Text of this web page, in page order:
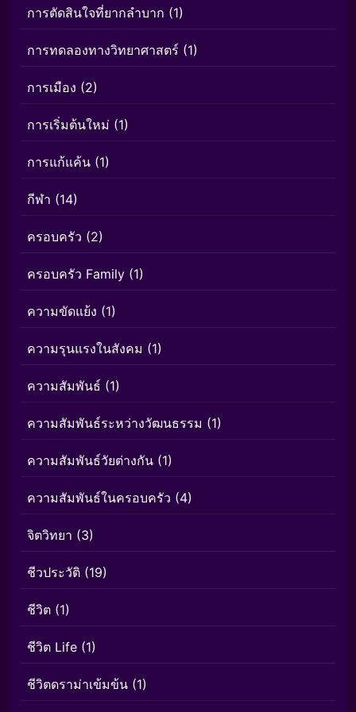
การตัดสินใจที่ยากลำบาก (1)
การทดลองทางวิทยาศาสตร์ (1)
การเมือง (2)
การเริ่มต้นใหม่ (1)
การแก้แค้น (1)
กีฬา (14)
ครอบครัว (2)
ครอบครัว Family (1)
ความขัดแย้ง (1)
ความรุนแรงในสังคม (1)
ความสัมพันธ์ (1)
ความสัมพันธ์ระหว่างวัฒนธรรม (1)
ความสัมพันธ์วัยต่างกัน (1)
ความสัมพันธ์ในครอบครัว (4)
จิตวิทยา (3)
ชีวประวัติ (19)
ชีวิต (1)
ชีวิต Life (1)
ชีวิตดราม่าเข้มข้น (1)